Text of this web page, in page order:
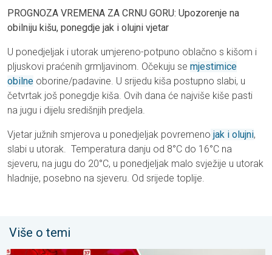
PROGNOZA VREMENA ZA CRNU GORU: Upozorenje na
obilniju kišu, ponegdje jak i olujni vjetar
U ponedjeljak i utorak umjereno-potpuno oblačno s kišom i
pljuskovi praćenih grmljavinom. Očekuju se mjestimice
obilne oborine/padavine. U srijedu kiša postupno slabi, u
četvrtak još ponegdje kiša. Ovih dana će najviše kiše pasti
na jugu i dijelu središnjih predjela.
Vjetar južnih smjerova u ponedjeljak povremeno jak i olujni,
slabi u utorak. Temperatura danju od 8°C do 16°C na
sjeveru, na jugu do 20°C, u ponedjeljak malo svježije u utorak
hladnije, posebno na sjeveru. Od srijede toplije.
Više o temi